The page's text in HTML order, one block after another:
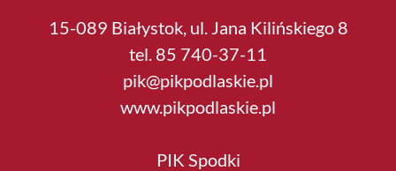
15-089 Białystok, ul. Jana Kilińskiego 8
tel. 85 740-37-11
pik@pikpodlaskie.pl
www.pikpodlaskie.pl
PIK Spodki